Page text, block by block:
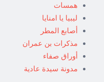
همسات
ليبيا يا امنايا
أصابع المطر
مذكرات بن عمران
أوراق صفاء
مدونة سيدة عادية